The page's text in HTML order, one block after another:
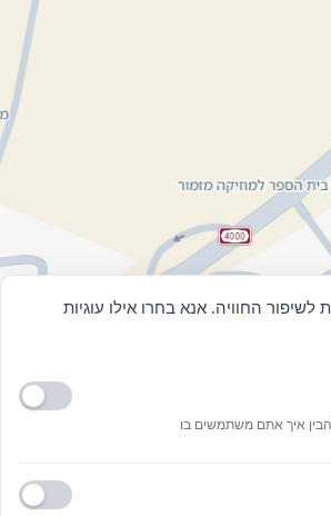
החוויה. אנא בחרו אילו עוגיות
איך אתם משתמשים בו